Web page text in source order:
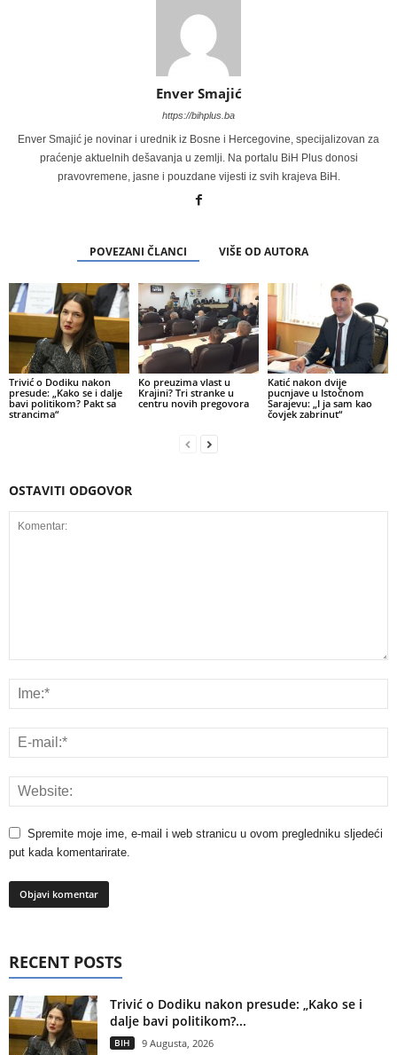
Enver Smajić
https://bihplus.ba
Enver Smajić je novinar i urednik iz Bosne i Hercegovine, specijalizovan za
praćenje aktuelnih dešavanja u zemlji. Na portalu BiH Plus donosi
pravovremene, jasne i pouzdane vijesti iz svih krajeva BiH.
POVEZANI ČLANCI VIŠE OD AUTORA
Trivić o Dodiku nakon
presude: „Kako se i dalje
bavi politikom? Pakt sa
strancima“
Ko preuzima vlast u
Krajini? Tri stranke u
centru novih pregovora
Katić nakon dvije
pucnjave u Istočnom
Sarajevu: „I ja sam kao
čovjek zabrinut“
OSTAVITI ODGOVOR
Spremite moje ime, e-mail i web stranicu u ovom pregledniku sljedeći
put kada komentarirate.
RECENT POSTS
Trivić o Dodiku nakon presude: „Kako se i
dalje bavi politikom?...
BIH 9 Augusta, 2026